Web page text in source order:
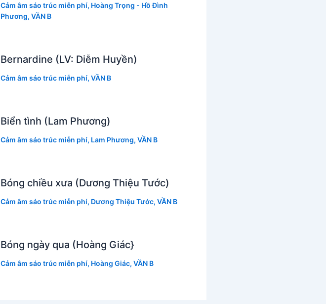
Cảm âm sáo trúc miễn phí, Hoàng Trọng - Hồ Đình
Phương, VẦN B
Bernardine (LV: Diễm Huyền)
Cảm âm sáo trúc miễn phí, VẦN B
Biển tình (Lam Phương)
Cảm âm sáo trúc miễn phí, Lam Phương, VẦN B
Bóng chiều xưa (Dương Thiệu Tước)
Cảm âm sáo trúc miễn phí, Dương Thiệu Tước, VẦN B
Bóng ngày qua (Hoàng Giác}
Cảm âm sáo trúc miễn phí, Hoàng Giác, VẦN B